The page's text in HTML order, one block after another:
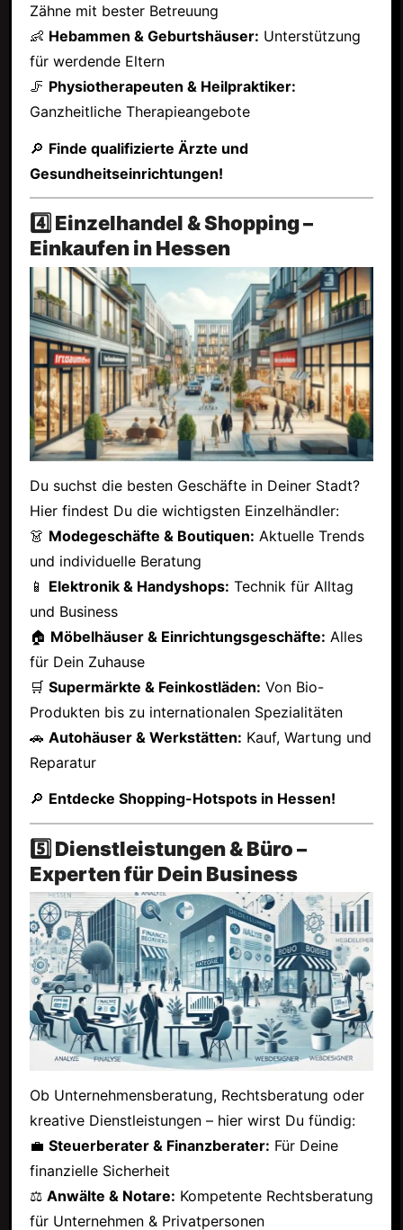
Zähne mit bester Betreuung
👶 Hebammen & Geburtshäuser: Unterstützung
für werdende Eltern
🦵 Physiotherapeuten & Heilpraktiker:
Ganzheitliche Therapieangebote
🔎 Finde qualifizierte Ärzte und
Gesundheitseinrichtungen!
4️⃣ Einzelhandel & Shopping –
Einkaufen in Hessen
Du suchst die besten Geschäfte in Deiner Stadt?
Hier findest Du die wichtigsten Einzelhändler:
👗 Modegeschäfte & Boutiquen: Aktuelle Trends
und individuelle Beratung
📱 Elektronik & Handyshops: Technik für Alltag
und Business
🏠 Möbelhäuser & Einrichtungsgeschäfte: Alles
für Dein Zuhause
🛒 Supermärkte & Feinkostläden: Von Bio-
Produkten bis zu internationalen Spezialitäten
🚗 Autohäuser & Werkstätten: Kauf, Wartung und
Reparatur
🔎 Entdecke Shopping-Hotspots in Hessen!
5️⃣ Dienstleistungen & Büro –
Experten für Dein Business
Ob Unternehmensberatung, Rechtsberatung oder
kreative Dienstleistungen – hier wirst Du fündig:
💼 Steuerberater & Finanzberater: Für Deine
finanzielle Sicherheit
⚖ Anwälte & Notare: Kompetente Rechtsberatung
für Unternehmen & Privatpersonen